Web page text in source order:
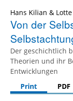
Hans Kilian &
Von der
Der geschichtlich
Theorien und ihr
Entwicklungen
Print
PDF